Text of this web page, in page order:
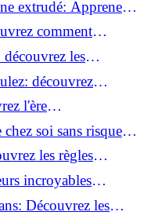
extrudé: Apprenez
comment
les
!
découvrez
l'ère
verte!
soi sans risque
sûrs!
les règles
incroyables
Découvrez les